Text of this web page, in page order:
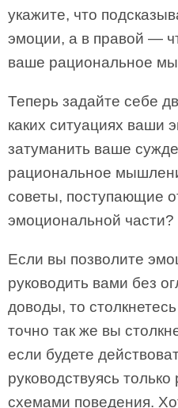
укажите, что
эмоции, а в правой —
ваше рациональное
Теперь задайте себе
каких ситуациях ваши
затуманить ваше
рациональное
советы, поступающие
эмоциональной части?
Если вы позволите
руководить вами без
доводы, то
точно так же вы
если будете
руководствуясь
схемами поведения.